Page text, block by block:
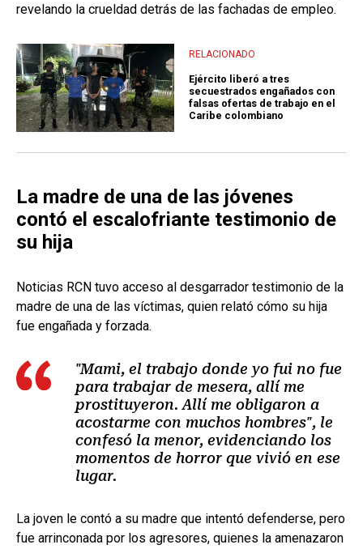
revelando la crueldad detrás de las fachadas de empleo.
RELACIONADO
Ejército liberó a tres
secuestrados engañados con
falsas ofertas de trabajo en el
Caribe colombiano
La madre de una de las jóvenes
contó el escalofriante testimonio de
su hija
Noticias RCN tuvo acceso al desgarrador testimonio de la
madre de una de las víctimas, quien relató cómo su hija
fue engañada y forzada.
"Mami, el trabajo donde yo fui no fue
para trabajar de mesera, allí me
prostituyeron. Allí me obligaron a
acostarme con muchos hombres", le
confesó la menor, evidenciando los
momentos de horror que vivió en ese
lugar.
La joven le contó a su madre que intentó defenderse, pero
fue arrinconada por los agresores, quienes la amenazaron